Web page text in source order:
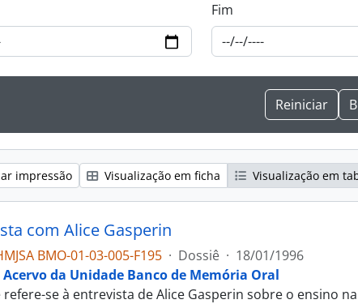
Fim
impressão Visualização em ficha Visualização em
com Alice Gasperin
BMO-01-03-005-F195 · Dossiê · 18/01/1996
Acervo da Unidade Banco de Memória Oral
refere-se à entrevista de Alice Gasperin sobre o ensino